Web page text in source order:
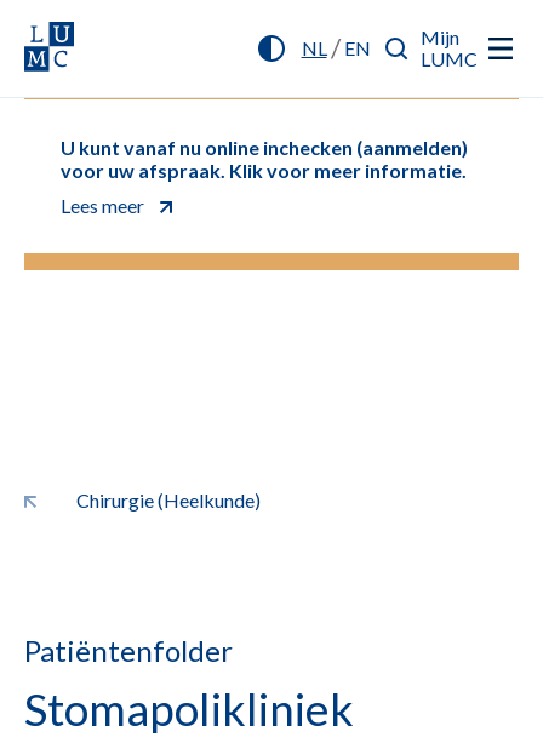
NL/ EN
Mijn
LUMC
U kunt vanaf nu online inchecken (aanmelden)
voor uw afspraak. Klik voor meer informatie.
Lees meer
Chirurgie (Heelkunde)
Patiëntenfolder
Stomapolikliniek